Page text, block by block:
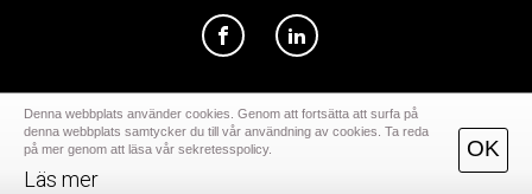
Denna webbplats använder cookies. Genom att fortsätta att surfa på
denna webbplats samtycker du till vår användning av cookies. Ta reda
på mer genom att läsa vår sekretesspolicy.
Läs mer
OK